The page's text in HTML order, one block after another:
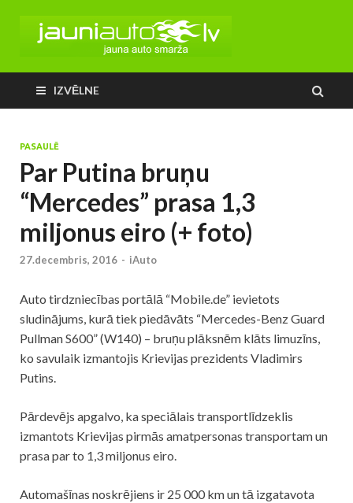
IZVĒLNE
PASAULĒ
Par Putina bruņu
“Mercedes” prasa 1,3
miljonus eiro (+ foto)
27.decembris, 2016 - iAuto
Auto tirdzniecības portālā “Mobile.de” ievietots
sludinājums, kurā tiek piedāvāts “Mercedes-Benz Guard
Pullman S600” (W140) – bruņu plāksnēm klāts limuzīns,
ko savulaik izmantojis Krievijas prezidents Vladimirs
Putins.
Pārdevējs apgalvo, ka speciālais transportlīdzeklis
izmantots Krievijas pirmās amatpersonas transportam un
prasa par to 1,3 miljonus eiro.
Automašīnas noskrējiens ir 25 000 km un tā izgatavota